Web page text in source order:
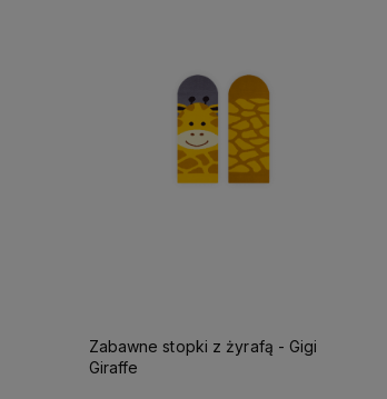
Zabawne stopki z żyrafą - Gigi
Giraffe